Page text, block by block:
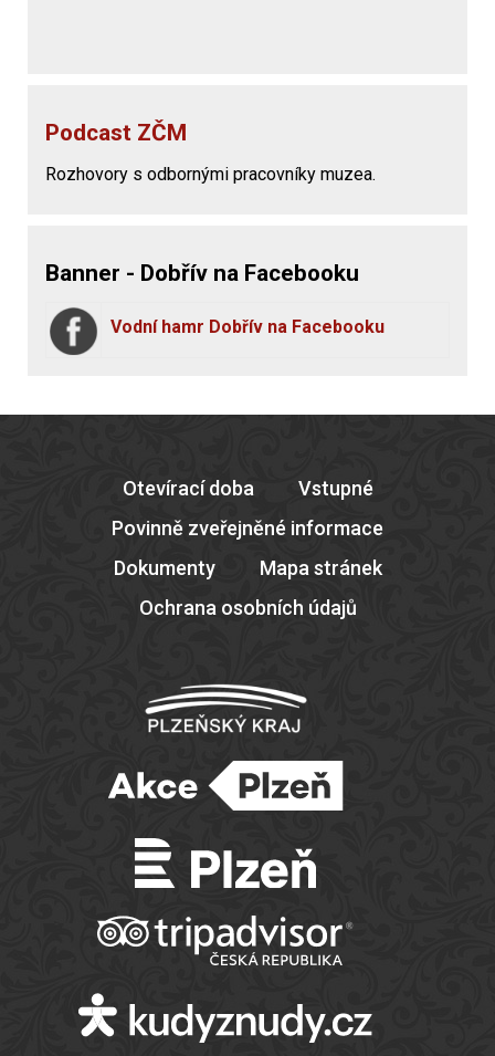
Podcast ZČM
Rozhovory s odbornými pracovníky muzea.
Banner - Dobřív na Facebooku
Vodní hamr Dobřív na Facebooku
Otevírací doba
Vstupné
Povinně zveřejněné informace
Dokumenty
Mapa stránek
Ochrana osobních údajů